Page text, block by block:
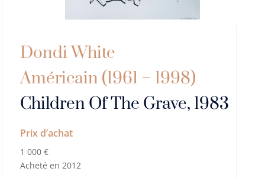
Dondi White
Américain (1961 – 1998)
Children Of The Grave, 1983
Prix d’achat
1 000 €
Acheté en 2012